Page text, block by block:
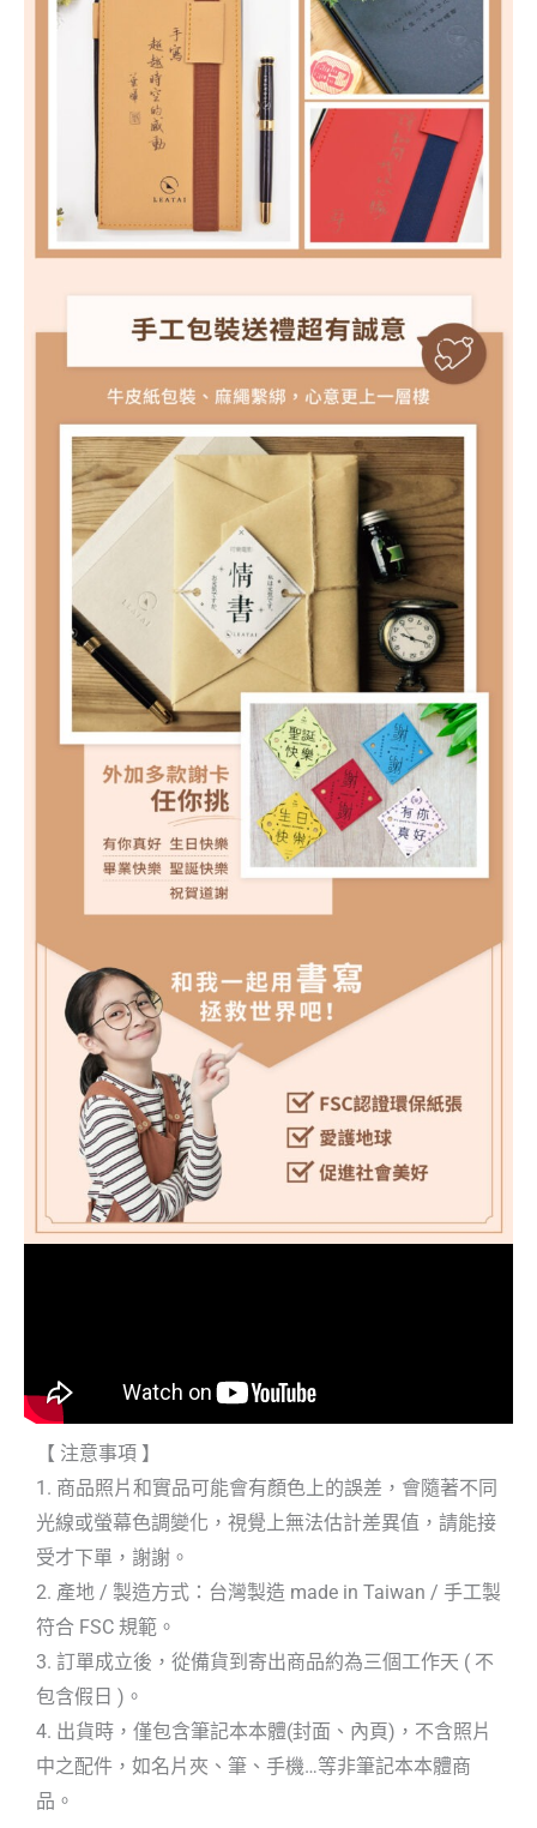
【 注意事項 】
1. 商品照片和實品可能會有顏色上的誤差，會隨著不同
光線或螢幕色調變化，視覺上無法估計差異值，請能接
受才下單，謝謝。
2. 產地 / 製造方式：台灣製造 made in Taiwan / 手工製
符合 FSC 規範。
3. 訂單成立後，從備貨到寄出商品約為三個工作天 ( 不
包含假日 )。
4. 出貨時，僅包含筆記本本體(封面、內頁)，不含照片
中之配件，如名片夾、筆、手機…等非筆記本本體商
品。